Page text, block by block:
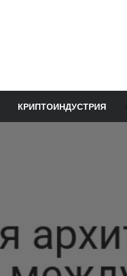
КРИПТОИНДУСТРИЯ